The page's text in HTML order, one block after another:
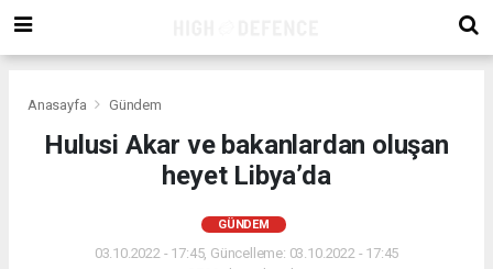
Anasayfa Gündem
Hulusi Akar ve bakanlardan oluşan
heyet Libya’da
GÜNDEM
03.10.2022 - 17:45, Güncelleme: 03.10.2022 - 17:45